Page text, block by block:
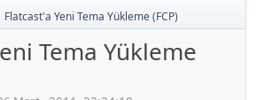
Flatcast'a Yeni Tema Yükleme (FCP)
Tema Yükleme